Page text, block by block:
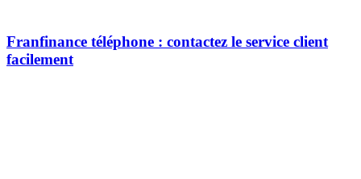
Franfinance téléphone : contactez le service client
facilement